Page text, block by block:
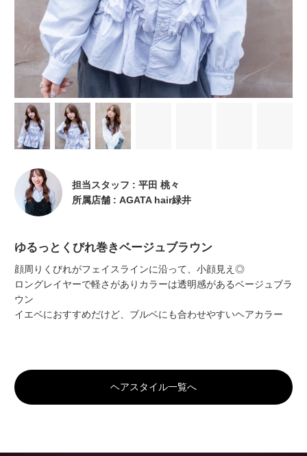
担当スタッフ : 平田 桃々
所属店舗 : AGATA hair緑井
ゆるっとくびれ巻きベージュブラウン
顔周りくびれがフェイスラインに沿って、小顔見え◎
ロングレイヤーで軽さがありカラーは透明感があるベージュブラ
ウン
イエベにおすすめだけど、ブルベにも合わせやすいヘアカラー
ヘアスタイル一覧へ